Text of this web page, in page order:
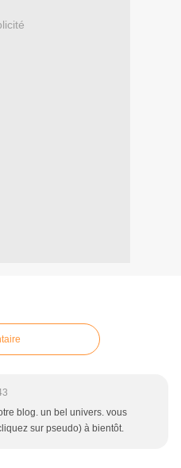
blog. un bel univers. vous
sur pseudo) à bientôt.